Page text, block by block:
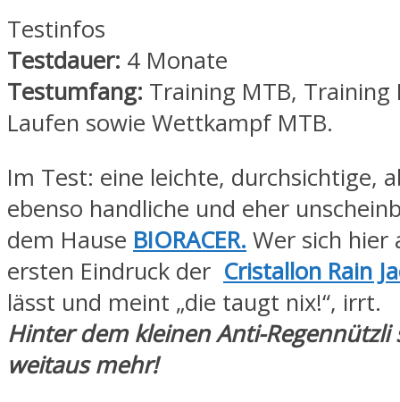
Testinfos
Testdauer: 4 Monate
Testumfang: Training MTB, Training
Laufen sowie Wettkampf MTB.
Im Test: eine leichte, durchsichtige,
ebenso handliche und eher
dem Hause BIORACER. Wer sich hier
ersten Eindruck der Cristallon Rain
lässt und meint „die taugt nix!“, irrt.
Hinter dem kleinen Anti-Regennützli
weitaus mehr!